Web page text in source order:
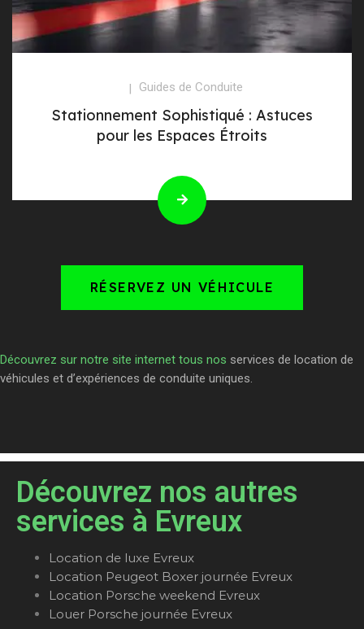
Guides de Conduite
Stationnement Sophistiqué : Astuces
pour les Espaces Étroits
RÉSERVEZ UN VÉHICULE
Découvrez sur notre site internet tous nos services de location de
véhicules et d’expériences de conduite uniques.
Découvrez nos autres
services à Evreux
Location de luxe Evreux
Location Peugeot Boxer journée Evreux
Location Porsche weekend Evreux
Louer Porsche journée Evreux